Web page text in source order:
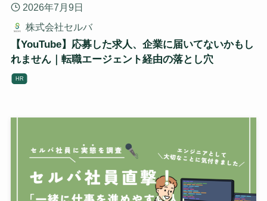
2026年7月9日
株式会社セルバ
【YouTube】応募した求人、企業に届いてないかもし
れません｜転職エージェント経由の落とし穴
HR